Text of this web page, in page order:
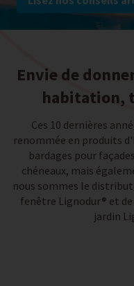
Envie de
habitation,
Ces 10 dernières
renommée en produits
bardages pour
chéneaux, mais
nous sommes le
fenêtre Lignodur® et
jardin